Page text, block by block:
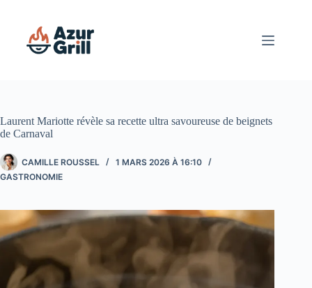
Laurent Mariotte révèle sa recette ultra savoureuse de beignets
de Carnaval
CAMILLE ROUSSEL
1 MARS 2026 À 16:10
GASTRONOMIE